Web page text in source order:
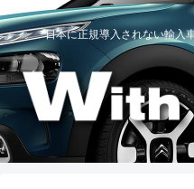
日本に正規導入されない輸入